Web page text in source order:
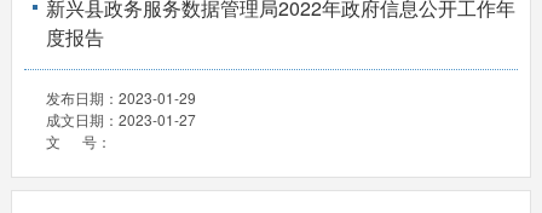
新兴县政务服务数据管理局2022年政府信息公开工作年
度报告
发布日期： 2023-01-29
成文日期： 2023-01-27
文 号：